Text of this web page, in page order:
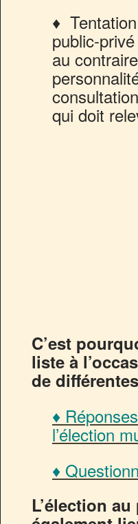
♦
public-
au
qui doit
C’est
liste à
de
♦
l’élection
♦
L’élection